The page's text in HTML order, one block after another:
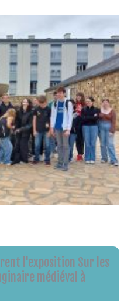
l'exposition Sur les
médiéval à